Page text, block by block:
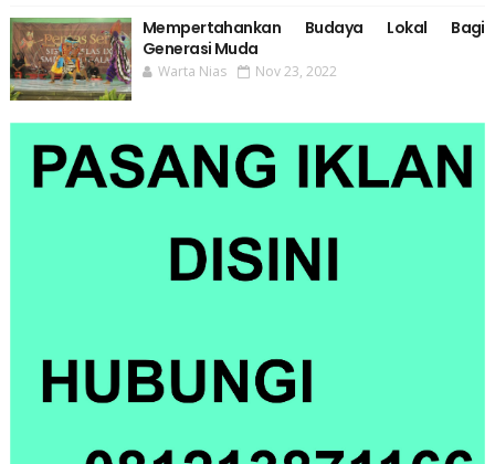
Mempertahankan Budaya Lokal Bagi
Generasi Muda
Warta Nias Nov 23, 2022